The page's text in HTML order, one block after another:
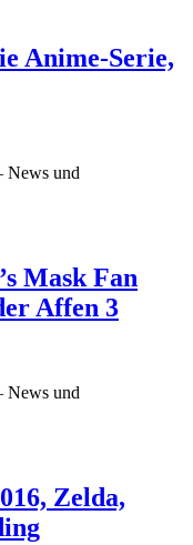
Anime-Serie,
News und
Mask Fan
Affen 3
News und
Zelda,